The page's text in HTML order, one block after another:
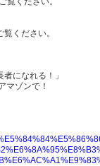
ください。
になれる！」
マゾンで！